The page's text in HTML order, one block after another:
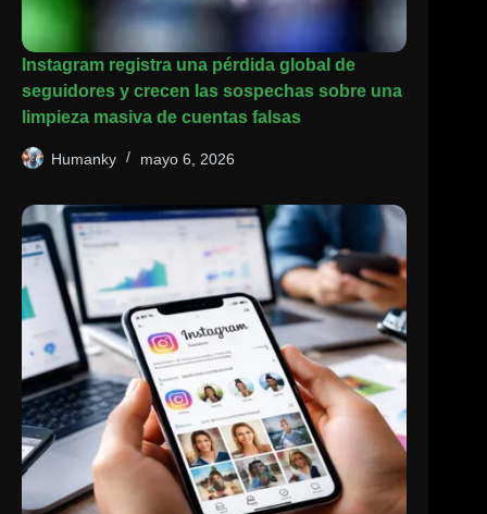
Instagram registra una pérdida global de
seguidores y crecen las sospechas sobre una
limpieza masiva de cuentas falsas
Humanky mayo 6, 2026